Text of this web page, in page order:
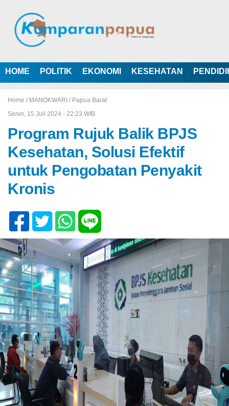
HOME POLITIK EKONOMI KESEHATAN
Home / MANOKWARI / Papua Barat
Senin, 15 Juli 2024 - 22:23 WIB
Program Rujuk Balik BPJS
Kesehatan, Solusi Efektif
untuk Pengobatan Penyakit
Kronis